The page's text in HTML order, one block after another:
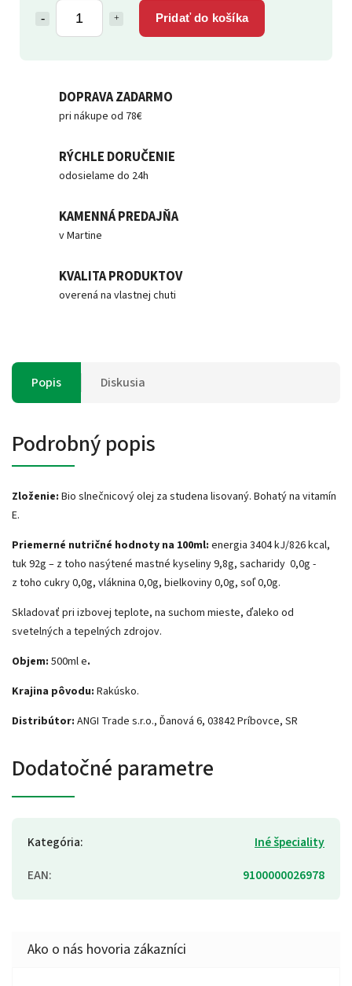
Pridať do košíka
DOPRAVA ZADARMO
pri nákupe od 78€
RÝCHLE DORUČENIE
odosielame do 24h
KAMENNÁ PREDAJŇA
v Martine
KVALITA PRODUKTOV
overená na vlastnej chuti
Popis Diskusia
Podrobný popis
Zloženie: Bio slnečnicový olej za studena lisovaný. Bohatý na vitamín
E.
Priemerné nutričné hodnoty na 100ml: energia 3404 kJ/826 kcal,
tuk 92g – z toho nasýtené mastné kyseliny 9,8g, sacharidy 0,0g -
z toho cukry 0,0g, vláknina 0,0g, bielkoviny 0,0g, soľ 0,0g.
Skladovať pri izbovej teplote, na suchom mieste, ďaleko od
svetelných a tepelných zdrojov.
Objem: 500ml e.
Krajina pôvodu: Rakúsko.
Distribútor: ANGI Trade s.r.o., Ďanová 6, 03842 Príbovce, SR
Dodatočné parametre
Kategória:
Iné špeciality
EAN: 9100000026978